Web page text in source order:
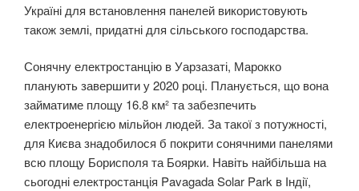
Україні для встановлення панелей використовують
також землі, придатні для сільського господарства.
Сонячну електростанцію в Уарзазаті, Марокко
планують завершити у 2020 році. Планується, що вона
займатиме площу 16.8 км² та забезпечить
електроенергією мільйон людей. За такої з потужності,
для Києва знадобилося б покрити сонячними панелями
всю площу Борисполя та Боярки. Навіть найбільша на
сьогодні електростанція Pavagada Solar Park в Індії,